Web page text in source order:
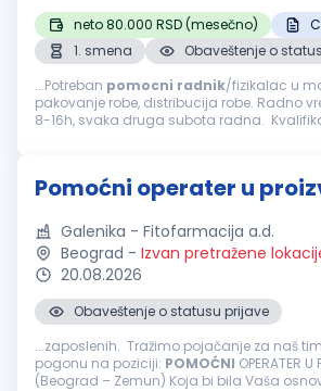
neto 80.000 RSD (mesečno)
1. smena
Obaveštenje o
...Potreban pomocni radnik/fizikalac u
pakovanje robe, distribucija robe. Radno
8-16h, svaka druga subota radna. Kvalifikacije:
Pomoćni operater u
Galenika - Fitofarmacija a.d.
Beograd - Izvan pretražene
20.08.2026
Obaveštenje o statusu prijave
...zaposlenih. Tražimo pojačanje za naš
pogonu na poziciji: POMOĆNI OPERATER U
(Beograd – Zemun) Koja bi bila Vaša